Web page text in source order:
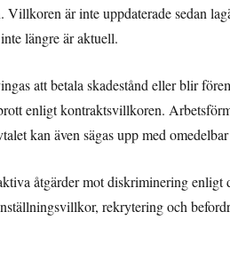
är inte uppdaterade sedan
längre är aktuell.
att betala skadestånd eller blir
enligt kontraktsvillkoren.
kan även sägas upp med
åtgärder mot diskriminering
rekrytering och